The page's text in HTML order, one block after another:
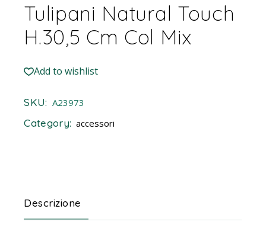
Tulipani Natural Touch
H.30,5 Cm Col Mix
Add to wishlist
SKU: A23973
Category: accessori
Descrizione